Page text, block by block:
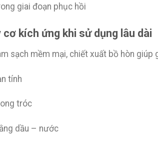
giai đoạn phục hồi
cơ kích ứng khi sử dụng lâu dài
sạch mềm mại, chiết xuất bồ hòn giúp
tính
tróc
dầu – nước